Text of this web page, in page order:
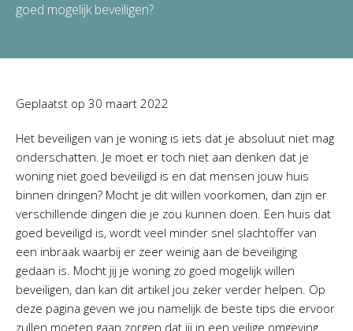
goed mogelijk beveiligen?
Geplaatst op 30 maart 2022
Het beveiligen van je woning is iets dat je absoluut niet mag
onderschatten. Je moet er toch niet aan denken dat je
woning niet goed beveiligd is en dat mensen jouw huis
binnen dringen? Mocht je dit willen voorkomen, dan zijn er
verschillende dingen die je zou kunnen doen. Een huis dat
goed beveiligd is, wordt veel minder snel slachtoffer van
een inbraak waarbij er zeer weinig aan de beveiliging
gedaan is. Mocht jij je woning zo goed mogelijk willen
beveiligen, dan kan dit artikel jou zeker verder helpen. Op
deze pagina geven we jou namelijk de beste tips die ervoor
zullen moeten gaan zorgen dat jij in een veilige omgeving